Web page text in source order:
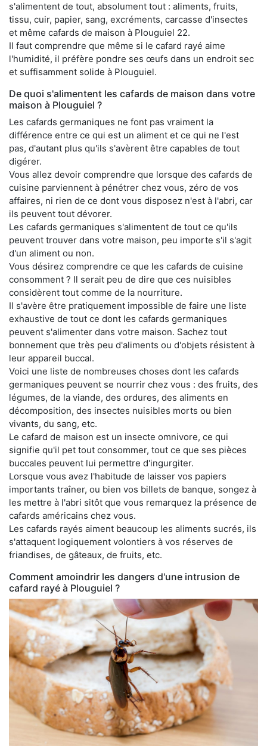
s'alimentent de tout, absolument tout : aliments, fruits,
tissu, cuir, papier, sang, excréments, carcasse d'insectes
et même cafards de maison à Plouguiel 22.
Il faut comprendre que même si le cafard rayé aime
l'humidité, il préfère pondre ses œufs dans un endroit sec
et suffisamment solide à Plouguiel.
De quoi s'alimentent les cafards de maison dans votre
maison à Plouguiel ?
Les cafards germaniques ne font pas vraiment la
différence entre ce qui est un aliment et ce qui ne l'est
pas, d'autant plus qu'ils s'avèrent être capables de tout
digérer.
Vous allez devoir comprendre que lorsque des cafards de
cuisine parviennent à pénétrer chez vous, zéro de vos
affaires, ni rien de ce dont vous disposez n'est à l'abri, car
ils peuvent tout dévorer.
Les cafards germaniques s'alimentent de tout ce qu'ils
peuvent trouver dans votre maison, peu importe s'il s'agit
d'un aliment ou non.
Vous désirez comprendre ce que les cafards de cuisine
consomment ? Il serait peu de dire que ces nuisibles
considèrent tout comme de la nourriture.
Il s'avère être pratiquement impossible de faire une liste
exhaustive de tout ce dont les cafards germaniques
peuvent s'alimenter dans votre maison. Sachez tout
bonnement que très peu d'aliments ou d'objets résistent à
leur appareil buccal.
Voici une liste de nombreuses choses dont les cafards
germaniques peuvent se nourrir chez vous : des fruits, des
légumes, de la viande, des ordures, des aliments en
décomposition, des insectes nuisibles morts ou bien
vivants, du sang, etc.
Le cafard de maison est un insecte omnivore, ce qui
signifie qu'il pet tout consommer, tout ce que ses pièces
buccales peuvent lui permettre d'ingurgiter.
Lorsque vous avez l'habitude de laisser vos papiers
importants traîner, ou bien vos billets de banque, songez à
les mettre à l'abri sitôt que vous remarquez la présence de
cafards américains chez vous.
Les cafards rayés aiment beaucoup les aliments sucrés, ils
s'attaquent logiquement volontiers à vos réserves de
friandises, de gâteaux, de fruits, etc.
Comment amoindrir les dangers d'une intrusion de
cafard rayé à Plouguiel ?